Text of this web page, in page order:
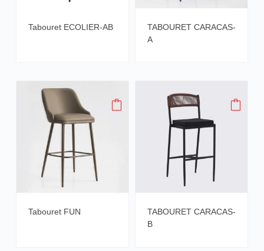
Tabouret ECOLIER-AB
TABOURET CARACAS-
A
Tabouret FUN
TABOURET CARACAS-
B